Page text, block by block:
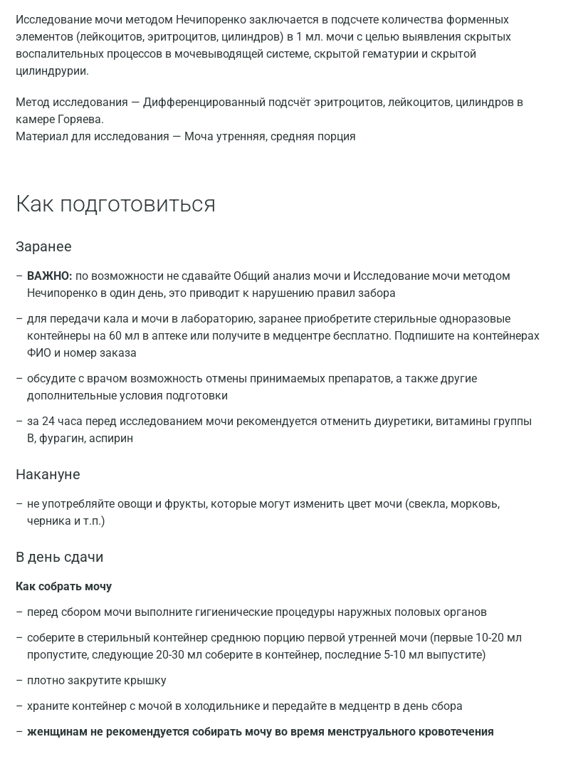
Исследование мочи методом Нечипоренко заключается в подсчете количества форменных
элементов (лейкоцитов, эритроцитов, цилиндров) в 1 мл. мочи с целью выявления скрытых
воспалительных процессов в мочевыводящей системе, скрытой гематурии и скрытой
цилиндрурии.
Метод исследования — Дифференцированный подсчёт эритроцитов, лейкоцитов, цилиндров в
камере Горяева.
Материал для исследования — Моча утренняя, средняя порция
Как подготовиться
Заранее
ВАЖНО: по возможности не сдавайте Общий анализ мочи и Исследование мочи методом
Нечипоренко в один день, это приводит к нарушению правил забора
для передачи кала и мочи в лабораторию, заранее приобретите стерильные одноразовые
контейнеры на 60 мл в аптеке или получите в медцентре бесплатно. Подпишите на контейнерах
ФИО и номер заказа
обсудите с врачом возможность отмены принимаемых препаратов, а также другие
дополнительные условия подготовки
за 24 часа перед исследованием мочи рекомендуется отменить диуретики, витамины группы
В, фурагин, аспирин
Накануне
не употребляйте овощи и фрукты, которые могут изменить цвет мочи (свекла, морковь,
черника и т.п.)
В день сдачи
Как собрать мочу
перед сбором мочи выполните гигиенические процедуры наружных половых органов
соберите в стерильный контейнер среднюю порцию первой утренней мочи (первые 10-20 мл
пропустите, следующие 20-30 мл соберите в контейнер, последние 5-10 мл выпустите)
плотно закрутите крышку
храните контейнер с мочой в холодильнике и передайте в медцентр в день сбора
женщинам не рекомендуется собирать мочу во время менструального кровотечения